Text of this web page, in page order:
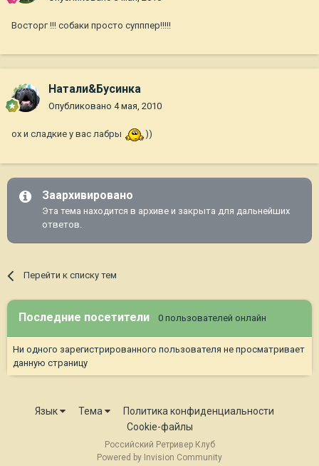
Восторг !!! собаки просто супппер!!!!!
Натали&Бусинка
Опубликовано 4 мая, 2010
ох и сладкие у вас лабры ))
Заархивировано
Эта тема находится в архиве и закрыта для дальнейших
ответов.
Перейти к списку тем
Последние посетители 0 пользователей онлайн
Ни одного зарегистрированного пользователя не просматривает
данную страницу
Язык Тема
Политика конфиденциальности
Cookie-файлы
Российский Ретривер Клуб
Powered by Invision Community